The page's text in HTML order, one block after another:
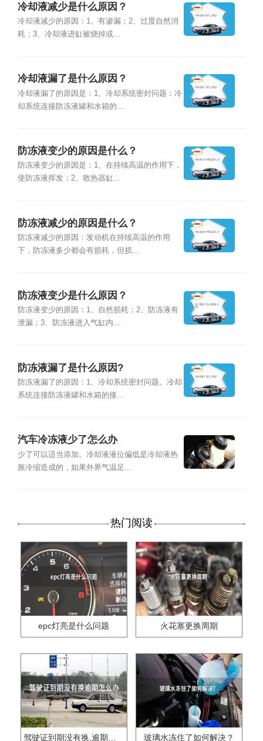
冷却液减少是什么原因？
冷却液减少的原因：1、有渗漏；2、过度自然消
耗；3、冷却液进缸被烧掉或...
冷却液漏了是什么原因？
冷却液漏了的原因是：1、冷却系统密封问题：冷
却系统连接防冻液罐和水箱的...
防冻液变少的原因是什么？
防冻液变少的原因是：1、在持续高温的作用下，
使防冻液挥发；2、散热器缸...
防冻液减少的原因是什么？
防冻液减少的原因：发动机在持续高温的作用
下，防冻液多少都会有损耗，但损...
防冻液变少是什么原因？
防冻液变少的原因：1、自然损耗；2、防冻液有
泄漏；3、防冻液进入气缸内...
防冻液漏了是什么原因?
防冻液漏了的原因：1、冷却系统密封问题。冷却
系统连接防冻液罐和水箱的接...
汽车冷冻液少了怎么办
少了可以适当添加。冷却液液位偏低是冷却液热
胀冷缩造成的，如果外界气温足...
热门阅读
epc灯亮是什么问题 火花塞更换周期
玻璃水冻住了如何解决？